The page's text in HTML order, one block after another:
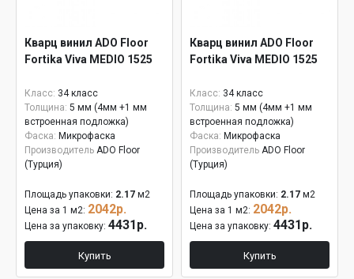
Кварц винил ADO Floor
Fortika Viva MEDIO 1525
Класс: 34 класс
Толщина: 5 мм (4мм +1 мм
встроенная подложка)
Фаска: Микрофаска
Производитель ADO Floor
(Турция)
Площадь упаковки: 2.17 м2
Цена за 1 м2: 2042р.
Цена за упаковку: 4431р.
Купить
Кварц винил ADO Floor
Fortika Viva MEDIO 1525
Класс: 34 класс
Толщина: 5 мм (4мм +1 мм
встроенная подложка)
Фаска: Микрофаска
Производитель ADO Floor
(Турция)
Площадь упаковки: 2.17 м2
Цена за 1 м2: 2042р.
Цена за упаковку: 4431р.
Купить